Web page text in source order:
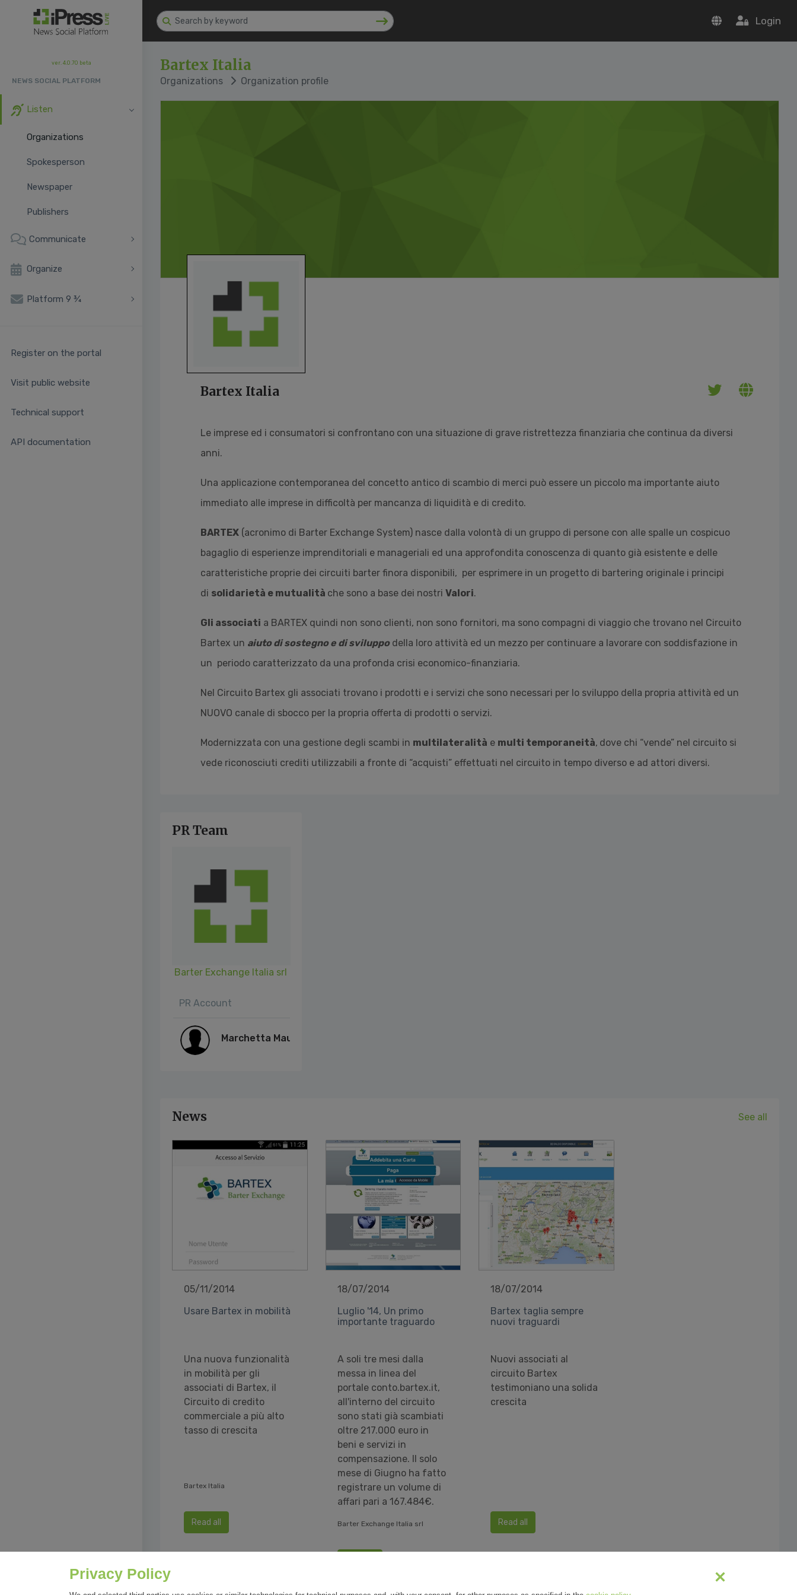
Login
ver. 4.0.70 beta
NEWS SOCIAL PLATFORM
Listen
Organizations
Spokesperson
Newspaper
Publishers
Communicate
Organize
Platform 9 ¾
Register on the portal
Visit public website
Technical support
API documentation
Bartex Italia
Organizations Organization profile
Bartex Italia
Le imprese ed i consumatori si confrontano con una situazione di grave ristrettezza finanziaria che continua da diversi
anni.
Una applicazione contemporanea del concetto antico di scambio di merci può essere un piccolo ma importante aiuto
immediato alle imprese in difficoltà per mancanza di liquidità e di credito.
BARTEX (acronimo di Barter Exchange System) nasce dalla volontà di un gruppo di persone con alle spalle un cospicuo
bagaglio di esperienze imprenditoriali e manageriali ed una approfondita conoscenza di quanto già esistente e delle
caratteristiche proprie dei circuiti barter finora disponibili, per esprimere in un progetto di bartering originale i principi
di solidarietà e mutualità che sono a base dei nostri Valori.
Gli associati a BARTEX quindi non sono clienti, non sono fornitori, ma sono compagni di viaggio che trovano nel Circuito
Bartex un aiuto di sostegno e di sviluppodella loro attività ed un mezzo per continuare a lavorare con soddisfazione in
un periodo caratterizzato da una profonda crisi economico-finanziaria.
Nel Circuito Bartex gli associati trovano i prodotti e i servizi che sono necessari per lo sviluppo della propria attività ed un
NUOVO canale di sbocco per la propria offerta di prodotti o servizi.
Modernizzata con una gestione degli scambi in multilateralità e multi temporaneità, dove chi “vende” nel circuito si
vede riconosciuti crediti utilizzabili a fronte di “acquisti” effettuati nel circuito in tempo diverso e ad attori diversi.
PR Team
Barter Exchange Italia srl
PR Account
Marchetta Maurizio
News See all
05/11/2014
Usare Bartex in mobilità
Una nuova funzionalità
in mobilità per gli
associati di Bartex, il
Circuito di credito
commerciale a più alto
tasso di crescita
Bartex Italia
Read all
18/07/2014
Luglio '14, Un primo
importante traguardo
A soli tre mesi dalla
messa in linea del
portale conto.bartex.it,
all'interno del circuito
sono stati già scambiati
oltre 217.000 euro in
beni e servizi in
compensazione. Il solo
mese di Giugno ha fatto
registrare un volume di
affari pari a 167.484€.
Barter Exchange Italia srl
18/07/2014
Bartex taglia sempre
nuovi traguardi
Nuovi associati al
circuito Bartex
testimoniano una solida
crescita
Read all
Privacy Policy